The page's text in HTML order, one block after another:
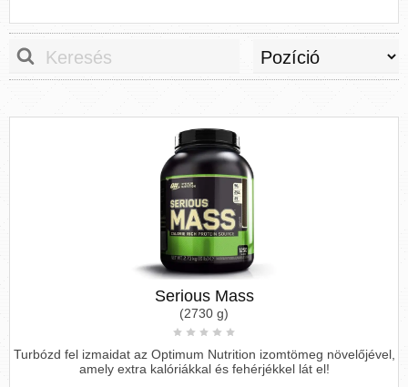
Serious Mass
(2730 g)
Turbózd fel izmaidat az Optimum Nutrition izomtömeg növelőjével,
amely extra kalóriákkal és fehérjékkel lát el!